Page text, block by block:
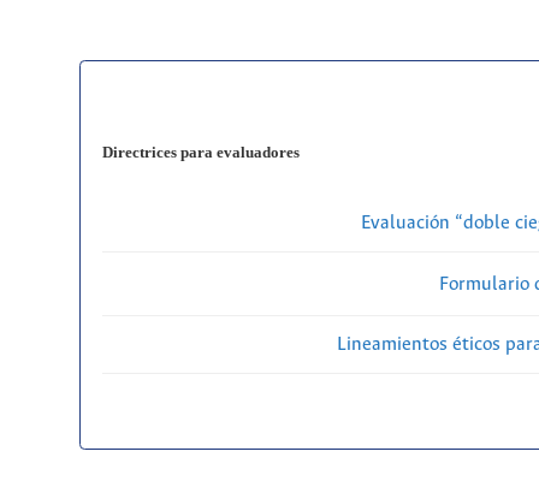
Directrices para evaluadores
Evaluación “doble
Formulario
Lineamientos éticos